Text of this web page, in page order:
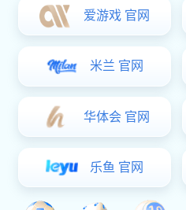
鹏丰精密-如何提高拉伸模
在现代制造业中，拉伸模具被
程中，其性能与寿命直接影响
率。为了确保生产的连续性和
寿命显得尤为重要。1. 选择优
性的钢材作为制造原料，可以有
2026-04-30